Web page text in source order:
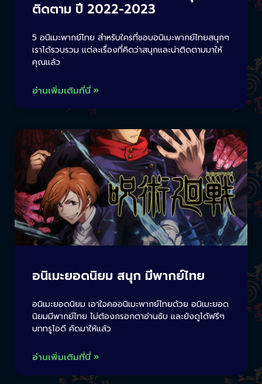
ติดตาม ปี 2022-2023
5 อนิเมะพากย์ไทย สำหรับใครที่ชอบอนิเมะพากย์ไทยสนุกๆ
เราได้รวบรวม แต่ละเรื่องที่คิดว่าสนุกและน่าติดตามมาให้
คุณแล้ว
อ่านเพิ่มเติมที่นี่ »
อนิเมะยอดนิยม สนุก มีพากย์ไทย
อนิเมะยอดนิยม เอาใจคออนิเมะพากย์ไทยด้วย อนิเมะยอด
นิยมมีพากย์ไทย ไม่ต้องกรอกตาอ่านซับ และยังดูได้ฟรีๆ
บททรูไอดี คัดมาให้แล้ว
อ่านเพิ่มเติมที่นี่ »